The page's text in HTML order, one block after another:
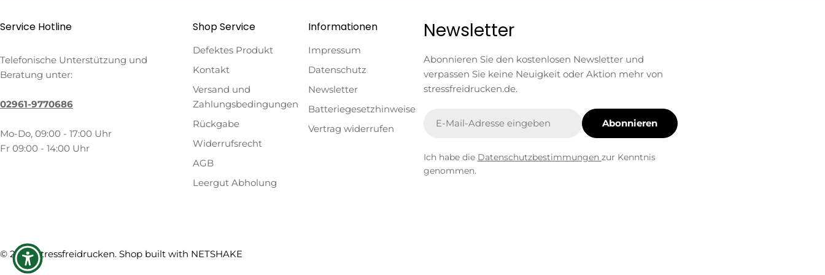
Service Hotline
Telefonische Unterstützung und
Beratung unter:
02961-9770686
Mo-Do, 09:00 - 17:00 Uhr
Fr 09:00 - 14:00 Uhr
Shop Service
Defektes Produkt
Kontakt
Versand und
Zahlungsbedingungen
Rückgabe
Widerrufsrecht
AGB
Leergut Abholung
Informationen
Impressum
Datenschutz
Newsletter
Batteriegesetzhinweise
Vertrag widerrufen
Newsletter
Abonnieren Sie den kostenlosen Newsletter und
verpassen Sie keine Neuigkeit oder Aktion mehr von
stressfreidrucken.de.
Mail
Abonnieren
Ich habe die Datenschutzbestimmungen zur Kenntnis
genommen.
© 2026Stressfreidrucken. Shop built with NETSHAKE